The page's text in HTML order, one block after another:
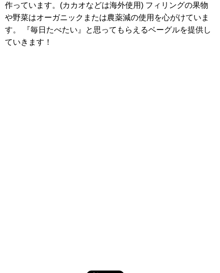
作っています。(カカオなどは海外使用) フィリングの果物
や野菜はオーガニックまたは農薬減の使用を心がけていま
す。 『毎日たべたい』と思ってもらえるベーグルを提供し
ていきます！